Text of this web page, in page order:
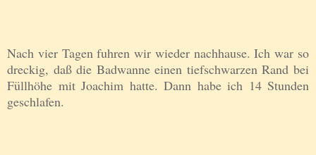
Nach vier Tagen fuhren wir wieder nachhause. Ich war so
dreckig, daß die Badwanne einen tiefschwarzen Rand bei
Füllhöhe mit Joachim hatte. Dann habe ich 14 Stunden
geschlafen.